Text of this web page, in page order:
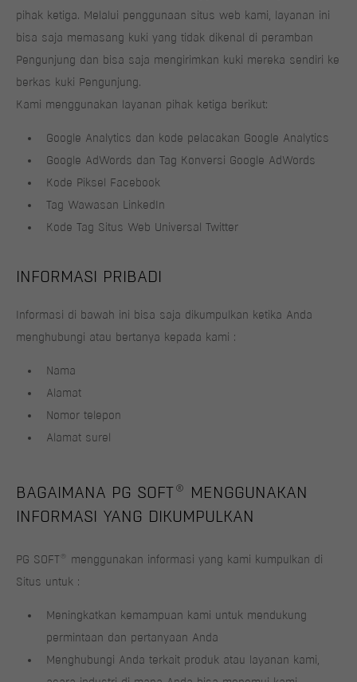
pihak ketiga. Melalui penggunaan situs web kami, layanan ini
bisa saja memasang kuki yang tidak dikenal di peramban
Pengunjung dan bisa saja mengirimkan kuki mereka sendiri ke
berkas kuki Pengunjung.
Kami menggunakan layanan pihak ketiga berikut:
Google Analytics dan kode pelacakan Google Analytics
Google AdWords dan Tag Konversi Google AdWords
Kode Piksel Facebook
Tag Wawasan LinkedIn
Kode Tag Situs Web Universal Twitter
INFORMASI PRIBADI
Informasi di bawah ini bisa saja dikumpulkan ketika Anda
menghubungi atau bertanya kepada kami :
Nama
Alamat
Nomor telepon
Alamat surel
BAGAIMANA PG SOFT® MENGGUNAKAN
INFORMASI YANG DIKUMPULKAN
PG SOFT ®
menggunakan informasi yang kami kumpulkan di
Situs untuk :
Meningkatkan kemampuan kami untuk mendukung
permintaan dan pertanyaan Anda
Menghubungi Anda terkait produk atau layanan kami,